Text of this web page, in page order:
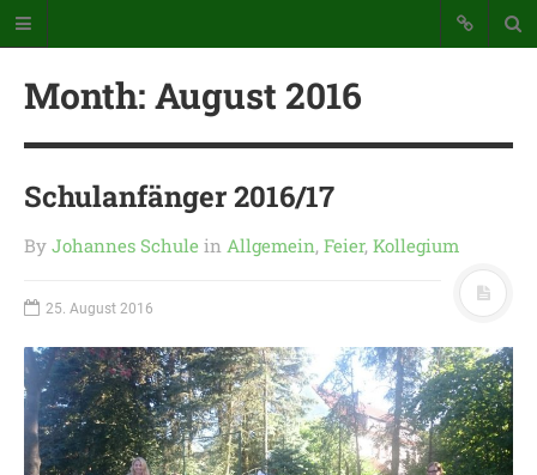
Katholische Grundschule der
Bunte Schule mit Takt und Schwung
STARTSEITE
WICHTIGES AUS UNSERER
SCHULE
Month: August 2016
Schulanfänger 2016/17
By Johannes Schule in Allgemein, Feier, Kollegium
25. August 2016